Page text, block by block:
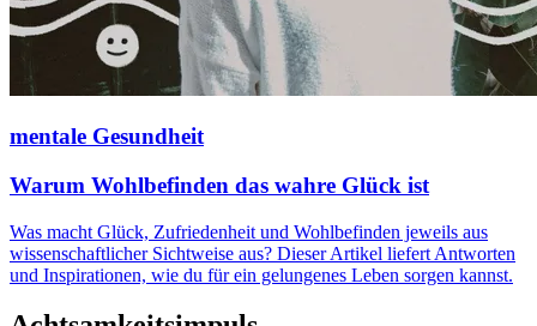
mentale Gesundheit
Warum Wohlbefinden das wahre Glück ist
Was macht Glück, Zufriedenheit und Wohlbefinden jeweils aus
wissenschaftlicher Sichtweise aus? Dieser Artikel liefert Antworten
und Inspirationen, wie du für ein gelungenes Leben sorgen kannst.